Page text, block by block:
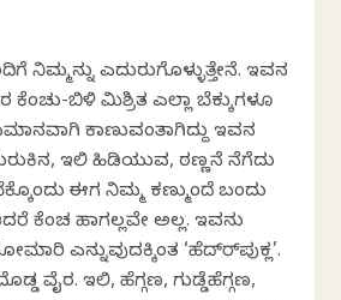
ನಿಮ್ಮನ್ನು ಎದುರುಗೊಳ್ಳುತ್ತೇನೆ. ಇವನ
ಬಿಳಿ ಮಿಶ್ರಿತ ಎಲ್ಲಾ ಬೆಕ್ಕುಗಳೂ
ಕಾಣುವಂತಾಗಿದ್ದು ಇವನ
ಇಲಿ ಹಿಡಿಯುವ, ಠಣ್ಣನೆ ನೆಗೆದು
ಈಗ ನಿಮ್ಮ ಕಣ್ಮುಂದೆ ಬಂದು
ಕೆಂಚ ಹಾಗಲ್ಲವೇ ಅಲ್ಲ. ಇವನು
ಎನ್ನುವುದಕ್ಕಿಂತ ‘ಹೆದ್‌ರ್‌ಪುಕ್ಲ’.
ವೈರ. ಇಲಿ, ಹೆಗ್ಗಣ, ಗುಡ್ಡೆಹೆಗ್ಗಣ,